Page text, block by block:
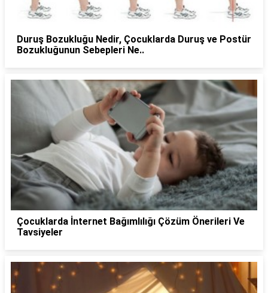
Duruş Bozukluğu Nedir, Çocuklarda Duruş ve Postür
Bozukluğunun Sebepleri Ne..
Çocuklarda İnternet Bağımlılığı Çözüm Önerileri Ve
Tavsiyeler